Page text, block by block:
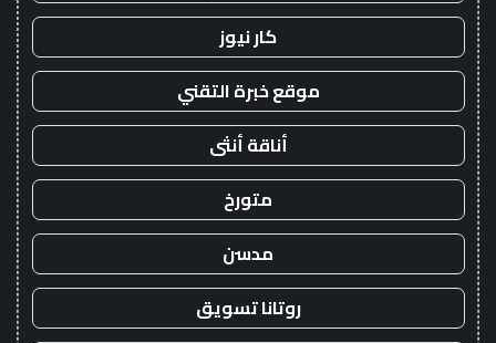
كار نيوز
موقع خبرة التقني
أناقة أنثى
متورخ
مدسن
روتانا تسويق